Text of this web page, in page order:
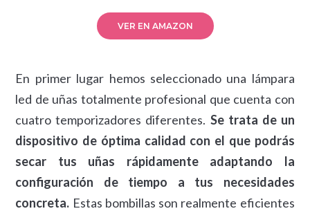
VER EN AMAZON
En primer lugar hemos seleccionado una lámpara
led de uñas totalmente profesional que cuenta con
cuatro temporizadores diferentes. Se trata de un
dispositivo de óptima calidad con el que podrás
secar tus uñas rápidamente adaptando la
configuración de tiempo a tus necesidades
concreta. Estas bombillas son realmente eficientes